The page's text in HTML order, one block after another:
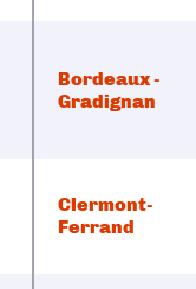
Bordeaux -
Gradignan
Clermont-
Ferrand